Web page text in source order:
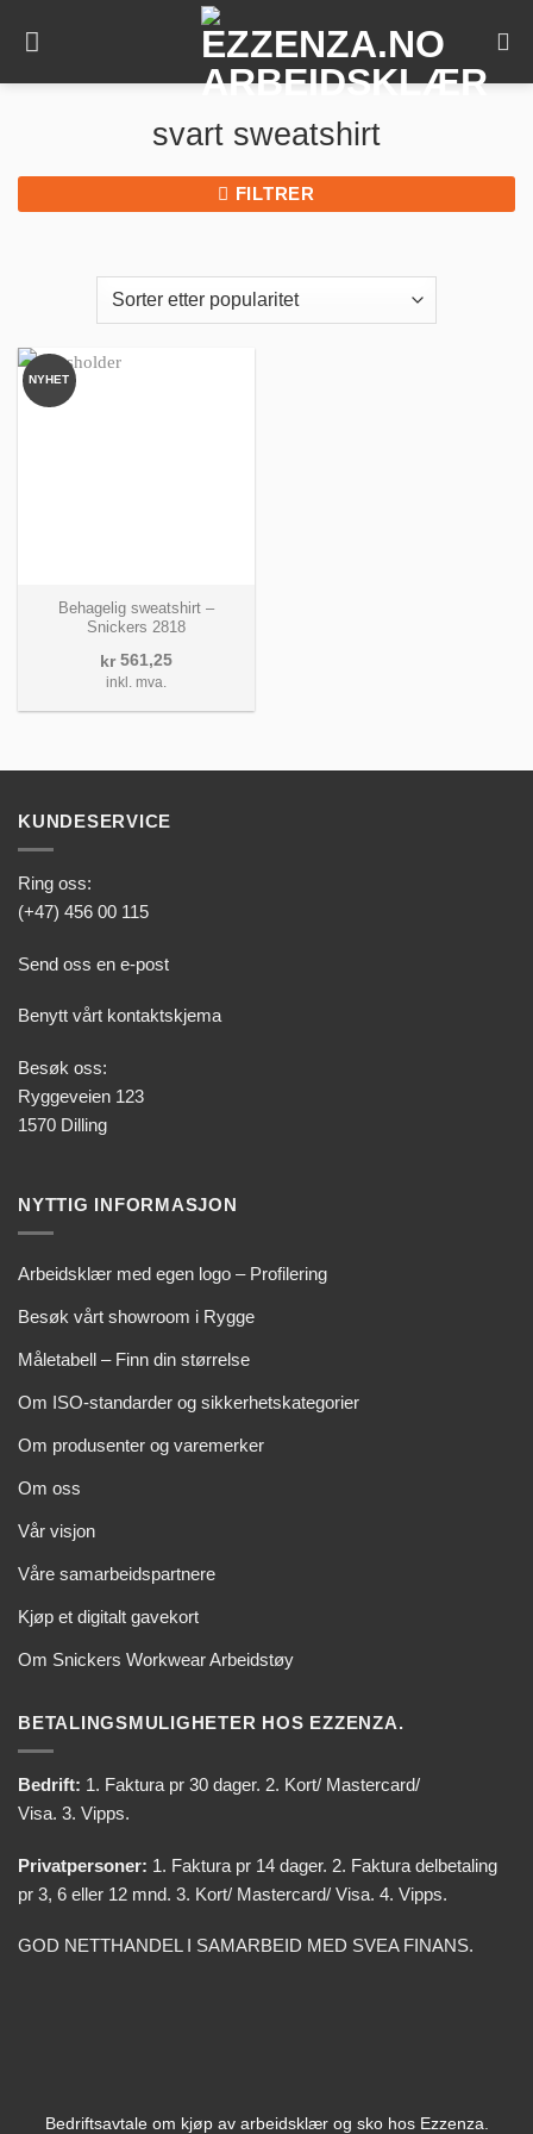
svart sweatshirt
FILTRER
NYHET
Behagelig sweatshirt –
Snickers 2818
kr561,25
inkl. mva.
KUNDESERVICE
Ring oss:
(+47) 456 00 115
Send oss en e-post
Benytt vårt kontaktskjema
Besøk oss:
Ryggeveien 123
1570 Dilling
NYTTIG INFORMASJON
Arbeidsklær med egen logo – Profilering
Besøk vårt showroom i Rygge
Måletabell – Finn din størrelse
Om ISO-standarder og sikkerhetskategorier
Om produsenter og varemerker
Om oss
Vår visjon
Våre samarbeidspartnere
Kjøp et digitalt gavekort
Om Snickers Workwear Arbeidstøy
BETALINGSMULIGHETER HOS EZZENZA.
Bedrift: 1. Faktura pr 30 dager. 2. Kort/ Mastercard/
Visa. 3. Vipps.
Privatpersoner: 1. Faktura pr 14 dager. 2. Faktura delbetaling
pr 3, 6 eller 12 mnd. 3. Kort/ Mastercard/ Visa. 4. Vipps.
GOD NETTHANDEL I SAMARBEID MED SVEA FINANS.
Bedriftsavtale om kjøp av arbeidsklær og sko hos Ezzenza.